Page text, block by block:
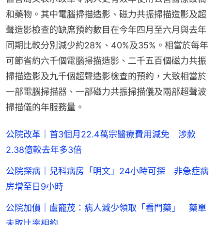
和藥物。其中電腦掃描造影、磁力共振掃描造影及超
聲造影檢查的缺席預約數目在今年四月至六月與去年
同期比較分別減少約28%、40%及35%。相當於每年
可節省約六千個電腦掃描造影、二千五百個磁力共振
掃描造影及九千個超聲造影檢查的預約，大致相當於
一部電腦掃描器、一部磁力共振掃描儀及兩部超聲波
掃描儀的年服務量。
公院改革｜首3個月22.4萬宗醫療費用減免 涉款
2.38億較去年多3倍
公院探病｜兒科病房「明文」24小時可探 非急症病
房增至日9小時
公院加價｜盧寵茂：病人減少領取「看門藥」 藥單